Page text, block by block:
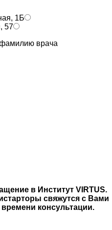
1Б
57
врача
в Институт VIRTUS.
свяжутся с Вами
консультации.